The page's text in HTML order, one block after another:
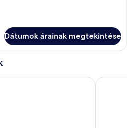
Dátumok árainak megtekintése